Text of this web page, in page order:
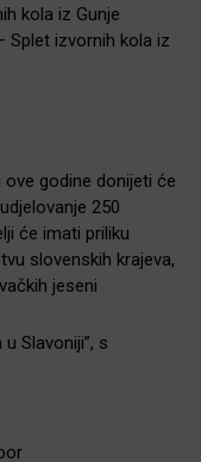
kola iz Gunje
Splet izvornih kola iz
ove godine donijeti će
250
će imati priliku
slovenskih krajeva,
jeseni
Slavoniji”, s